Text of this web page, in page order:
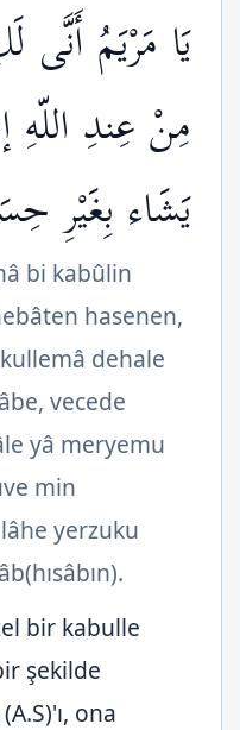
يَا مَرْيَمُ
مِنْ عِندِ اللّهِ
يَشَاء بِغَيْرِ
bi kabûlin
hasenen,
dehale
vecede
yâ meryemu
min
yerzuku
bir kabulle
şekilde
ona